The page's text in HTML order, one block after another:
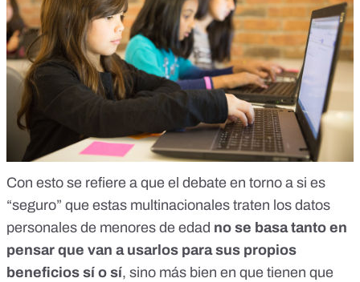
Con esto se refiere a que el debate en torno a si es
“seguro” que estas multinacionales traten los datos
personales de menores de edad no se basa tanto en
pensar que van a usarlos para sus propios
beneficios sí o sí, sino más bien en que tienen que